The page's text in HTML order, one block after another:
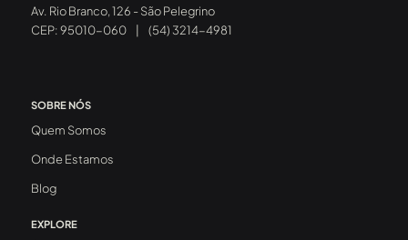
Av. Rio Branco, 126 - São Pelegrino
CEP: 95010-060
(54) 3214-4981
SOBRE NÓS
Quem Somos
Onde Estamos
Blog
EXPLORE